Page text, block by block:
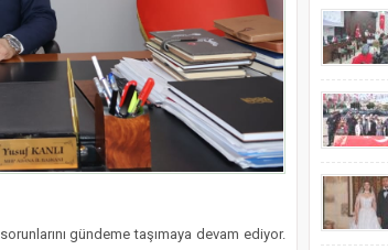
gündeme taşımaya devam ediyor.